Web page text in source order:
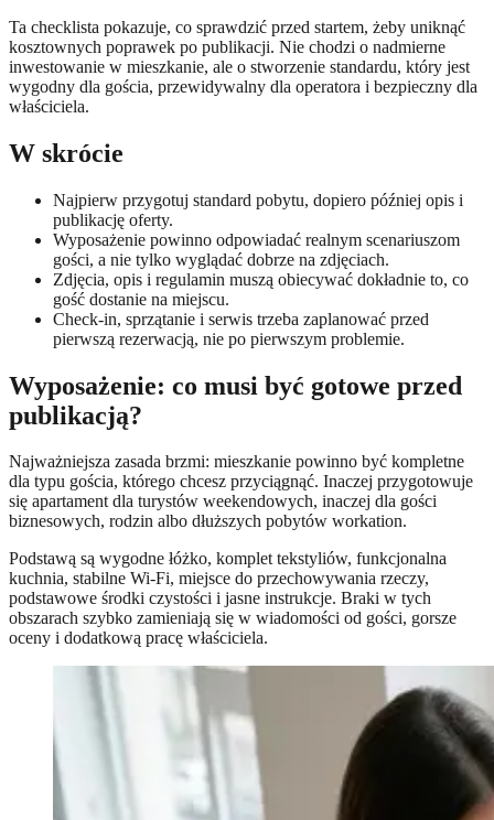
Ta checklista pokazuje, co sprawdzić przed startem, żeby uniknąć
kosztownych poprawek po publikacji. Nie chodzi o nadmierne
inwestowanie w mieszkanie, ale o stworzenie standardu, który jest
wygodny dla gościa, przewidywalny dla operatora i bezpieczny dla
właściciela.
W skrócie
Najpierw przygotuj standard pobytu, dopiero później opis i
publikację oferty.
Wyposażenie powinno odpowiadać realnym scenariuszom
gości, a nie tylko wyglądać dobrze na zdjęciach.
Zdjęcia, opis i regulamin muszą obiecywać dokładnie to, co
gość dostanie na miejscu.
Check-in, sprzątanie i serwis trzeba zaplanować przed
pierwszą rezerwacją, nie po pierwszym problemie.
Wyposażenie: co musi być gotowe przed
publikacją?
Najważniejsza zasada brzmi: mieszkanie powinno być kompletne
dla typu gościa, którego chcesz przyciągnąć. Inaczej przygotowuje
się apartament dla turystów weekendowych, inaczej dla gości
biznesowych, rodzin albo dłuższych pobytów workation.
Podstawą są wygodne łóżko, komplet tekstyliów, funkcjonalna
kuchnia, stabilne Wi-Fi, miejsce do przechowywania rzeczy,
podstawowe środki czystości i jasne instrukcje. Braki w tych
obszarach szybko zamieniają się w wiadomości od gości, gorsze
oceny i dodatkową pracę właściciela.